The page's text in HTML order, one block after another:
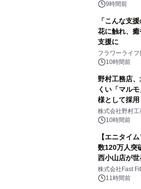
9時間前
「こんな支
花に触れ、
支援に
フラワーライ
10時間前
野村工務店
くい「マル
様として採
こだわる」
株式会社野村工
10時間前
【エニタイ
数120万人突
西小山店が世
株式会社Fast
11時間前